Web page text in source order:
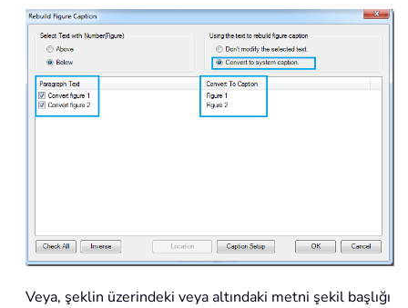
Veya, şeklin üzerindeki veya altındaki metni şekil başlığı